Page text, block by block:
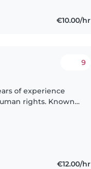
€10.00/hr
9
of experience
rights. Known
€12.00/hr